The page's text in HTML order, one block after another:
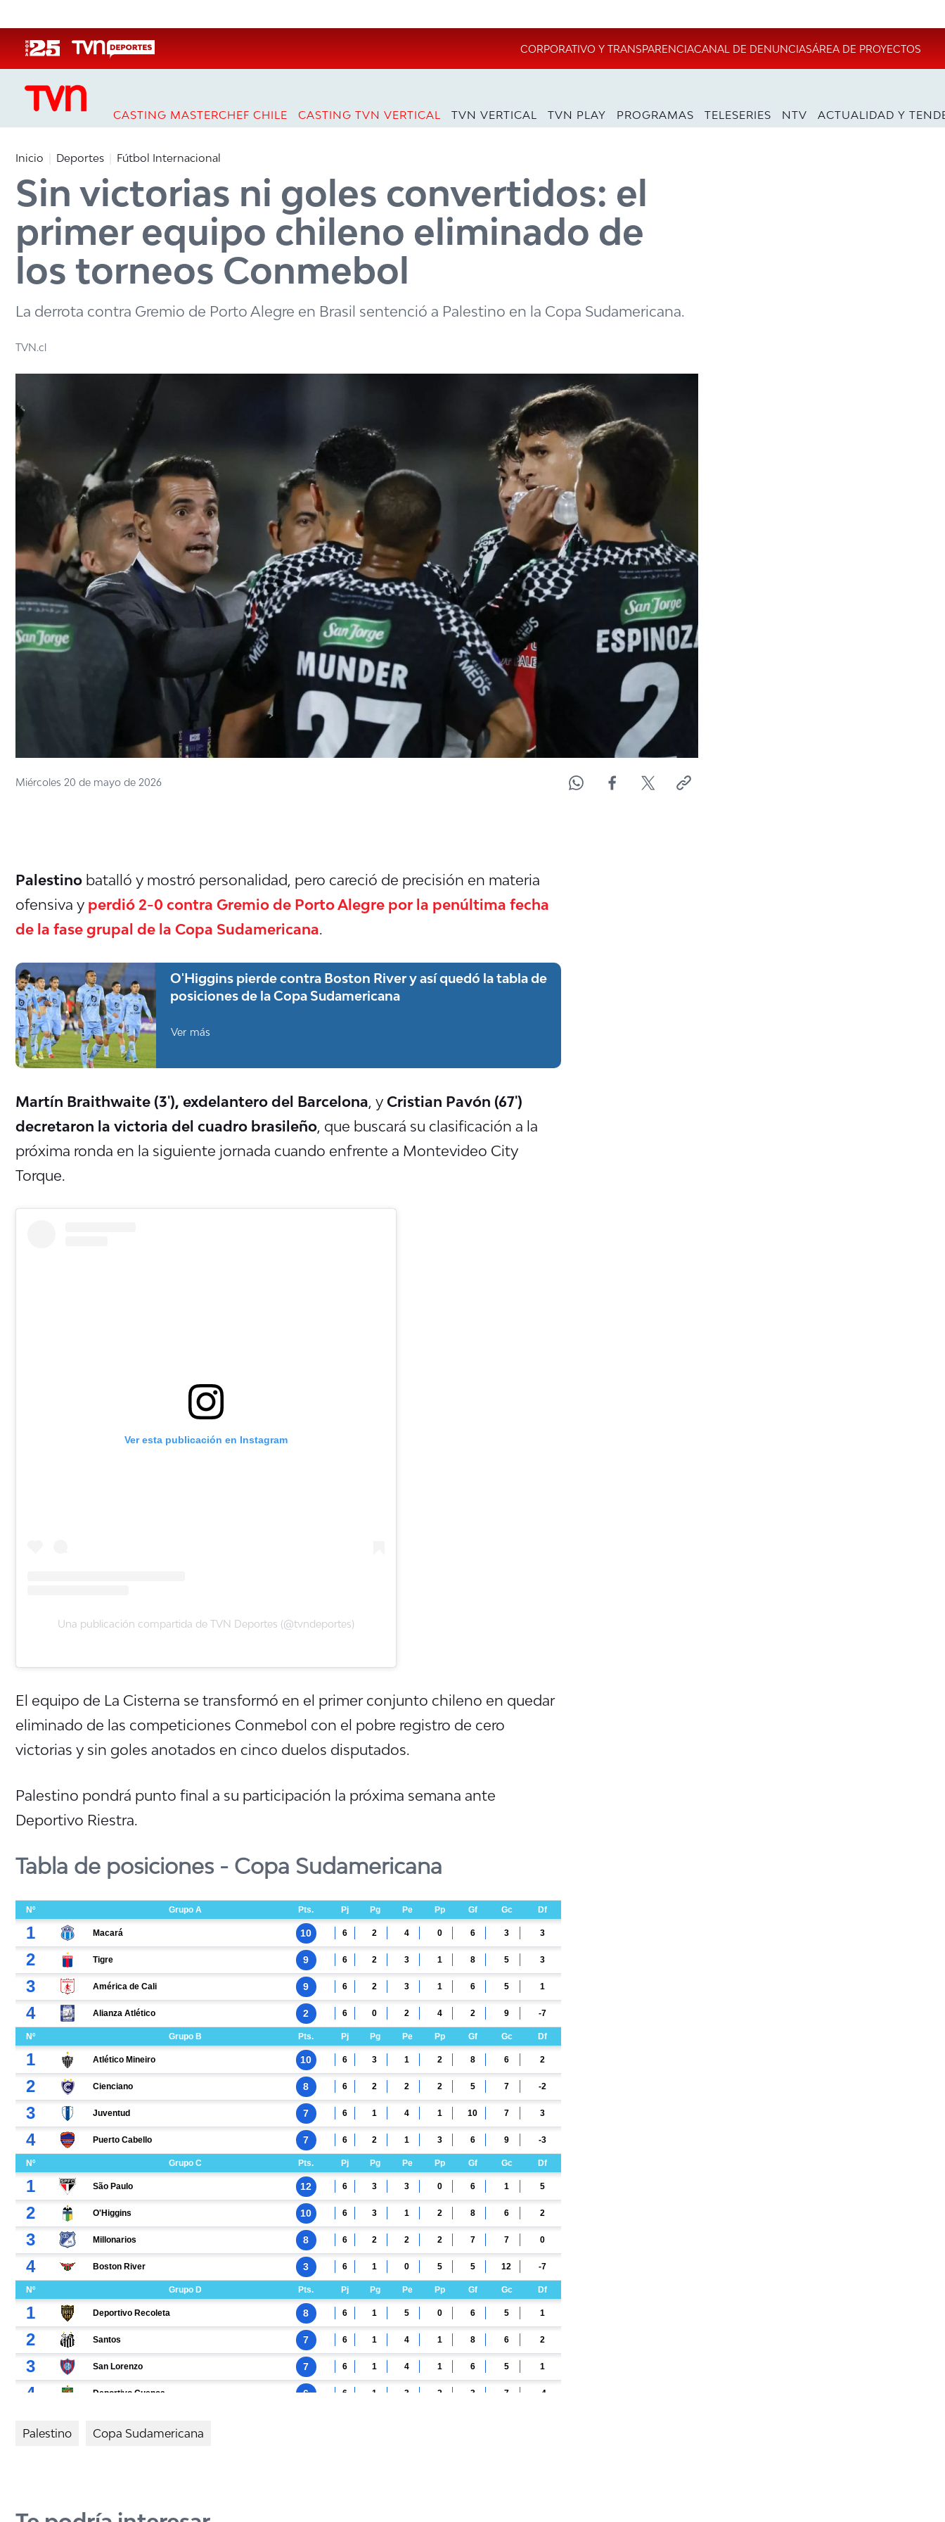
CORPORATIVO Y TRANSPARENCIACANAL DE DENUNCIASÁREA DE PROYECTOS
CASTING MASTERCHEF CHILE CASTING TVN VERTICAL TVN VERTICAL TVN PLAY PROGRAMAS TELESERIES NTV ACTUALIDAD Y
Inicio Deportes Fútbol Internacional
Sin victorias ni goles convertidos: el
primer equipo chileno eliminado de
los torneos Conmebol
La derrota contra Gremio de Porto Alegre en Brasil sentenció a Palestino en la Copa Sudamericana.
TVN.cl
Miércoles 20 de mayo de 2026
Palestino batalló y mostró personalidad, pero careció de precisión en materia
ofensiva y perdió 2-0 contra Gremio de Porto Alegre por la penúltima fecha
de la fase grupal de la Copa Sudamericana
O'Higgins pierde contra Boston River y así quedó la tabla de
posiciones de la Copa Sudamericana
Ver más
Martín Braithwaite (3'), exdelantero del Barcelona , y Cristian Pavón (67')
decretaron la victoria del cuadro brasileño , que buscará su clasificación a la
próxima ronda en la siguiente jornada cuando enfrente a Montevideo City
Torque.
Ver esta publicación en Instagram
Una publicación compartida de TVN Deportes (@tvndeportes)
El equipo de La Cisterna se transformó en el primer conjunto chileno en quedar
eliminado de las competiciones Conmebol con el pobre registro de cero
victorias y sin goles anotados en cinco duelos disputados.
Palestino pondrá punto final a su participación la próxima semana ante
Deportivo Riestra.
Tabla de posiciones - Copa Sudamericana
Palestino Copa Sudamericana